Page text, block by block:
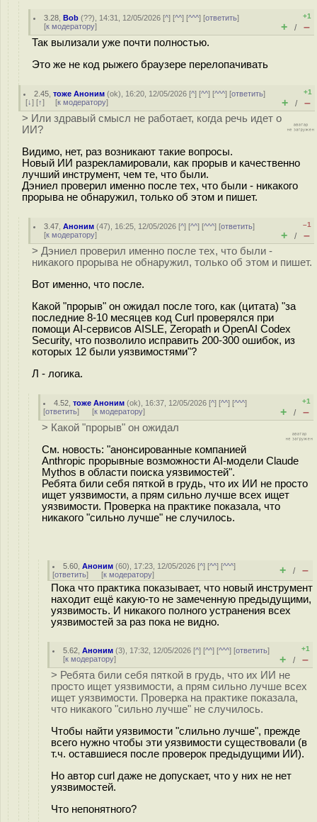
3.28 ,Bob (??), 14:31, 12/05/2026 [^] [^^] [^^^] [ответить]
[к модератору]
+1
+ / –
Так вылизали уже почти полностью.
Это же не код рыжего браузере перелопачивать
2.45 ,тоже Аноним (ok), 16:20, 12/05/2026 [^] [^^] [^^^] [ответить]
[↓] [↑] [к модератору]
+1
+ / –
> Или здравый смысл не работает, когда речь идет о
ИИ?
Видимо, нет, раз возникают такие вопросы.
Новый ИИ разрекламировали, как прорыв и качественно
лучший инструмент, чем те, что были.
Дэниел проверил именно после тех, что были - никакого
прорыва не обнаружил, только об этом и пишет.
3.47 ,Аноним (47), 16:25, 12/05/2026 [^] [^^] [^^^] [ответить]
[к модератору]
–1
+ / –
> Дэниел проверил именно после тех, что были -
никакого прорыва не обнаружил, только об этом и пишет.
Вот именно, что после.
Какой "прорыв" он ожидал после того, как (цитата) "за
последние 8-10 месяцев код Curl проверялся при
помощи AI-сервисов AISLE, Zeropath и OpenAI Codex
Security, что позволило исправить 200-300 ошибок, из
которых 12 были уязвимостями"?
Л - логика.
4.52 ,тоже Аноним (ok), 16:37, 12/05/2026 [^] [^^] [^^^]
[ответить] [к модератору]
+1
+ / –
> Какой "прорыв" он ожидал
См. новость: "анонсированные компанией
Anthropic прорывные возможности AI-модели Claude
Mythos в области поиска уязвимостей".
Ребята били себя пяткой в грудь, что их ИИ не просто
ищет уязвимости, а прям сильно лучше всех ищет
уязвимости. Проверка на практике показала, что
никакого "сильно лучше" не случилось.
5.60 ,Аноним (60), 17:23, 12/05/2026 [^] [^^] [^^^]
[ответить] [к модератору] + / –
Пока что практика показывает, что новый инструмент
находит ещё какую-то не замеченную предыдущими,
уязвимость. И никакого полного устранения всех
уязвимостей за раз пока не видно.
5.62 ,Аноним (3), 17:32, 12/05/2026 [^] [^^] [^^^] [ответить]
[к модератору]
+1
+ / –
> Ребята били себя пяткой в грудь, что их ИИ не
просто ищет уязвимости, а прям сильно лучше всех
ищет уязвимости. Проверка на практике показала,
что никакого "сильно лучше" не случилось.
Чтобы найти уязвимости "слильно лучше", прежде
всего нужно чтобы эти уязвимости существовали (в
т.ч. оставшиеся после проверок предыдущими ИИ).
Но автор curl даже не допускает, что у них не нет
уязвимостей.
Что непонятного?